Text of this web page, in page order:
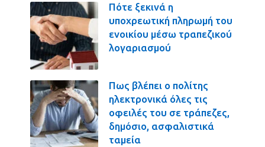
Πότε ξεκινά η
υποχρεωτική πληρωμή του
ενοικίου μέσω τραπεζικού
λογαριασμού
Πως βλέπει ο πολίτης
ηλεκτρονικά όλες τις
οφειλές του σε τράπεζες,
δημόσιο, ασφαλιστικά
ταμεία